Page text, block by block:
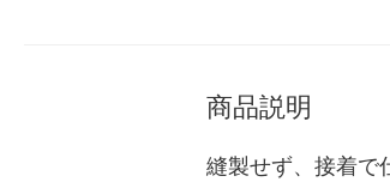
商品説明
縫製せず、接着で